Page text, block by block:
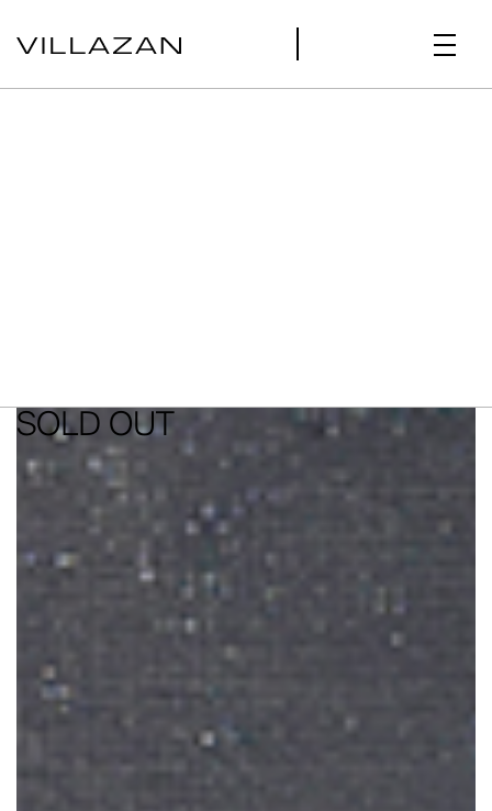
SOLD OUT